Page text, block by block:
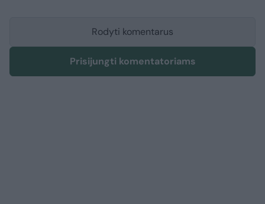
Rodyti komentarus
Prisijungti komentatoriams